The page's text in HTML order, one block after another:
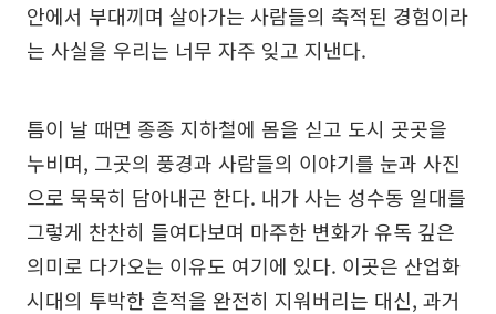
안에서 부대끼며 살아가는 사람들의 축적된 경험이라
는 사실을 우리는 너무 자주 잊고 지낸다.
틈이 날 때면 종종 지하철에 몸을 싣고 도시 곳곳을
누비며, 그곳의 풍경과 사람들의 이야기를 눈과 사진
으로 묵묵히 담아내곤 한다. 내가 사는 성수동 일대를
그렇게 찬찬히 들여다보며 마주한 변화가 유독 깊은
의미로 다가오는 이유도 여기에 있다. 이곳은 산업화
시대의 투박한 흔적을 완전히 지워버리는 대신, 과거